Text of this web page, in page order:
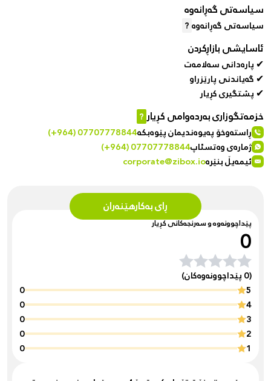
ڕای بەکارهێنەران
پێداچوونەوە و سەرنجەکانی کڕیار
0
(0 پێداچوونەوەکان)
5
0
4
0
3
0
2
0
1
0
سیاسەتی گەڕانەوە
سیاسەتی گەڕانەوە?
ئاسایشی بازاڕکردن
✔ پارەدانی سەلامەت
✔ گەیاندنی پارێزراو
✔ پشتگیری کڕیار
خزمەتگوزاری بەردەوامی کڕیار?
ڕاستەوخۆ پەیوەندیمان پێوەبکە(+964) 07707778844
ژمارەی وەتسئاپ(+964) 07707778844
ئیمەیڵ بنێرەcorporate@zibox.io